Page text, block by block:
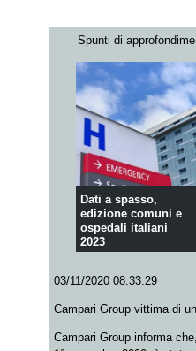
Spunti di
Dati a spasso,
edizione comuni e
ospedali italiani
2023
03/11/2020 08:33:29
Campari Group vittima di
Campari Group informa